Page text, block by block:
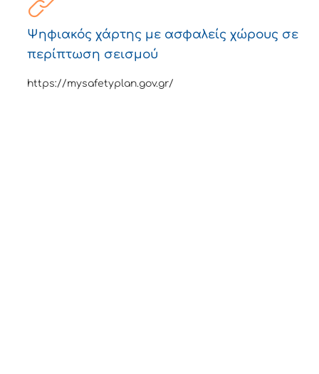
Ψηφιακός χάρτης με ασφαλείς χώρους σε
περίπτωση σεισμού
https://mysafetyplan.gov.gr/